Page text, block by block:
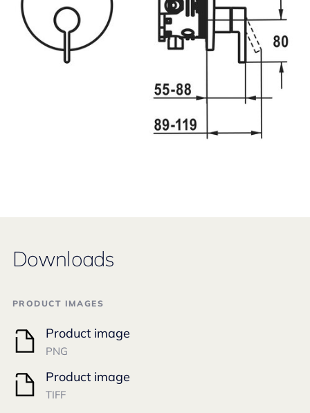
Downloads
PRODUCT IMAGES
Product image
PNG
Product image
TIFF